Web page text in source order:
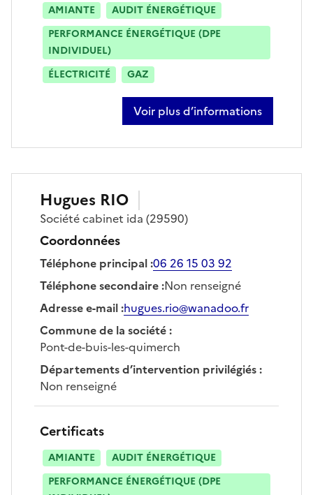
AMIANTE
AUDIT ÉNERGÉTIQUE
PERFORMANCE ÉNERGÉTIQUE (DPE
INDIVIDUEL)
ÉLECTRICITÉ
GAZ
Voir plus d’informations
sur jean luc diraison
Hugues RIO
Sociétécabinet ida (29590)
Coordonnées
Téléphone principal:06 26 15 03 92
Téléphone secondaire:Non renseigné
Adresse e-mail:hugues.rio@wanadoo.fr
Commune de la société:
Pont-de-buis-les-quimerch
Départements d’intervention privilégiés:
Non renseigné
Certificats
AMIANTE
AUDIT ÉNERGÉTIQUE
PERFORMANCE ÉNERGÉTIQUE (DPE